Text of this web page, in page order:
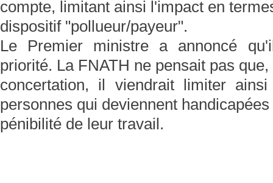
compte, limitant ainsi l'impact en
dispositif "pollueur/payeur".
Le Premier ministre a annoncé
priorité. La FNATH ne pensait pas
concertation, il viendrait limiter
personnes qui deviennent
pénibilité de leur travail.